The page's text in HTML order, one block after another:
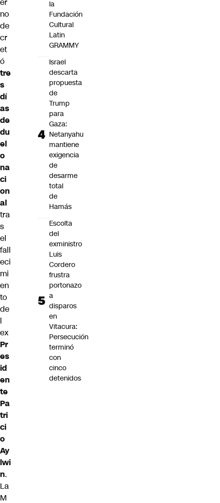
no
de
cr
et
ó
tre
s
dí
as
de
du
el
o
na
ci
on
al
tra
s
el
fall
eci
mi
en
to
de
l
ex
Pr
es
id
en
te
Pa
tri
ci
o
Ay
lwi
n.
La
M
la
Fundación
Cultural
Latin
GRAMMY
Israel
descarta
propuesta
de
Trump
para
Gaza:
Netanyahu
mantiene
exigencia
de
desarme
total
de
Hamás
Escolta
del
exministro
Luis
Cordero
frustra
portonazo
a
disparos
en
Vitacura:
Persecución
terminó
con
cinco
detenidos